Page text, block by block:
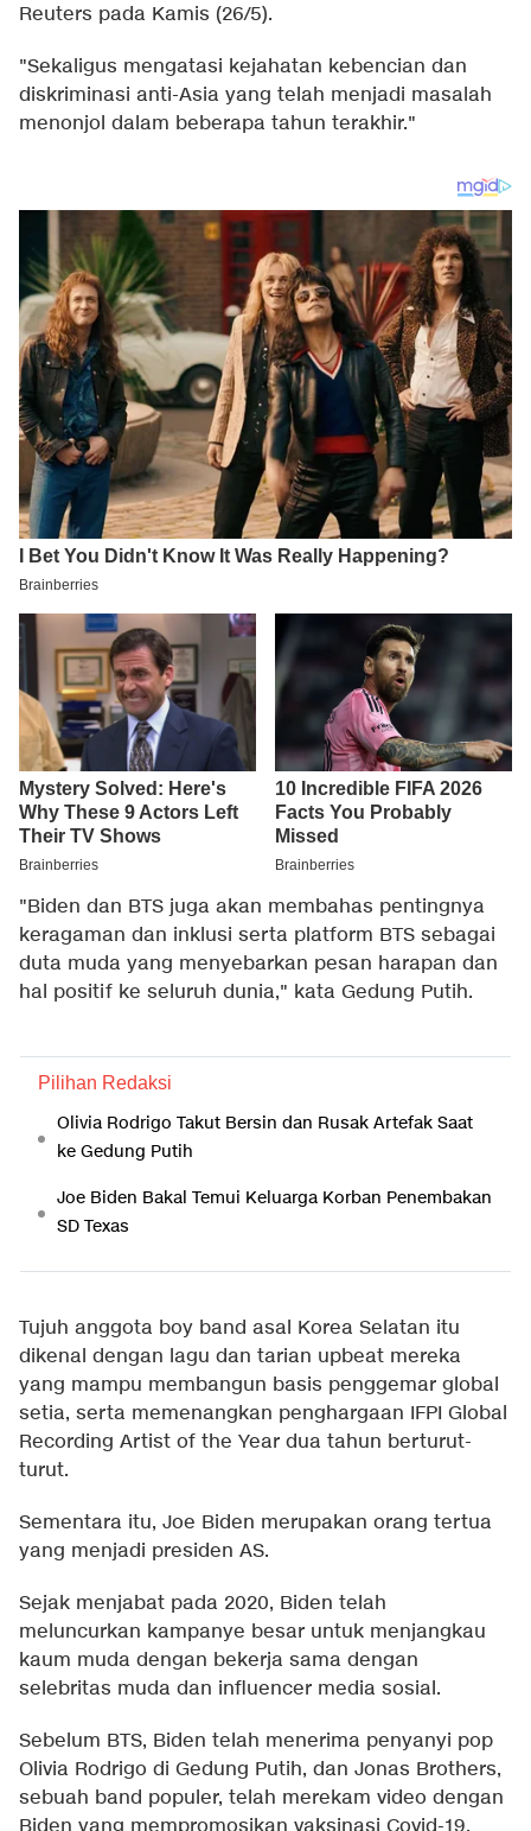
Reuters pada Kamis (26/5).
"Sekaligus mengatasi kejahatan kebencian dan
diskriminasi anti-Asia yang telah menjadi masalah
menonjol dalam beberapa tahun terakhir."
"Biden dan BTS juga akan membahas pentingnya
keragaman dan inklusi serta platform BTS sebagai
duta muda yang menyebarkan pesan harapan dan
hal positif ke seluruh dunia," kata Gedung Putih.
Pilihan Redaksi
Olivia Rodrigo Takut Bersin dan Rusak Artefak Saat
ke Gedung Putih
Joe Biden Bakal Temui Keluarga Korban Penembakan
SD Texas
Tujuh anggota boy band asal Korea Selatan itu
dikenal dengan lagu dan tarian upbeat mereka
yang mampu membangun basis penggemar global
setia, serta memenangkan penghargaan IFPI Global
Recording Artist of the Year dua tahun berturut-
turut.
Sementara itu, Joe Biden merupakan orang tertua
yang menjadi presiden AS.
Sejak menjabat pada 2020, Biden telah
meluncurkan kampanye besar untuk menjangkau
kaum muda dengan bekerja sama dengan
selebritas muda dan influencer media sosial.
Sebelum BTS, Biden telah menerima penyanyi pop
Olivia Rodrigo di Gedung Putih, dan Jonas Brothers,
sebuah band populer, telah merekam video dengan